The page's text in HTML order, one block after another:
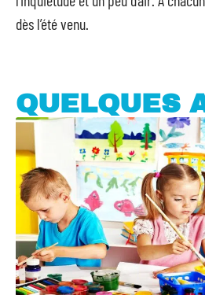
dès l’été venu.
QUELQUES